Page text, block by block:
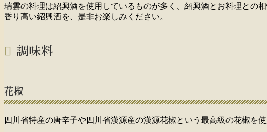
瑞雲の料理は紹興酒を使用しているものが多く、紹興酒とお料理との相
香り高い紹興酒を、是非お楽しみください。
調味料
花椒
四川省特産の唐辛子や四川省漢源産の漢源花椒という最高級の花椒を使